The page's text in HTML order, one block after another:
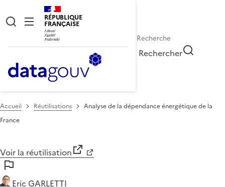
RÉPUBLIQUE
FRANÇAISE
Rechercher
Accueil Réutilisations
Analyse de la dépendance énergétique de la
France
Voir la réutilisation
Eric GARLETTI